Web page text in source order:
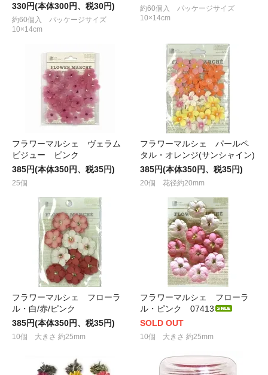
330円(本体300円、税30円)
約60個入 パッケージサイズ
10×14cm
約60個入 パッケージサイズ
10×14cm
フラワーマルシェ ヴェラム
ビジュー ピンク
385円(本体350円、税35円)
25個
フラワーマルシェ パールペ
タル・オレンジ(サンシャイン)
385円(本体350円、税35円)
20個 花径約20mm
フラワーマルシェ フローラ
ル・白/赤/ピンク
385円(本体350円、税35円)
10個 大きさ 約25mm
フラワーマルシェ フローラ
ル・ピンク 07413
SOLD OUT
10個 大きさ 約25mm